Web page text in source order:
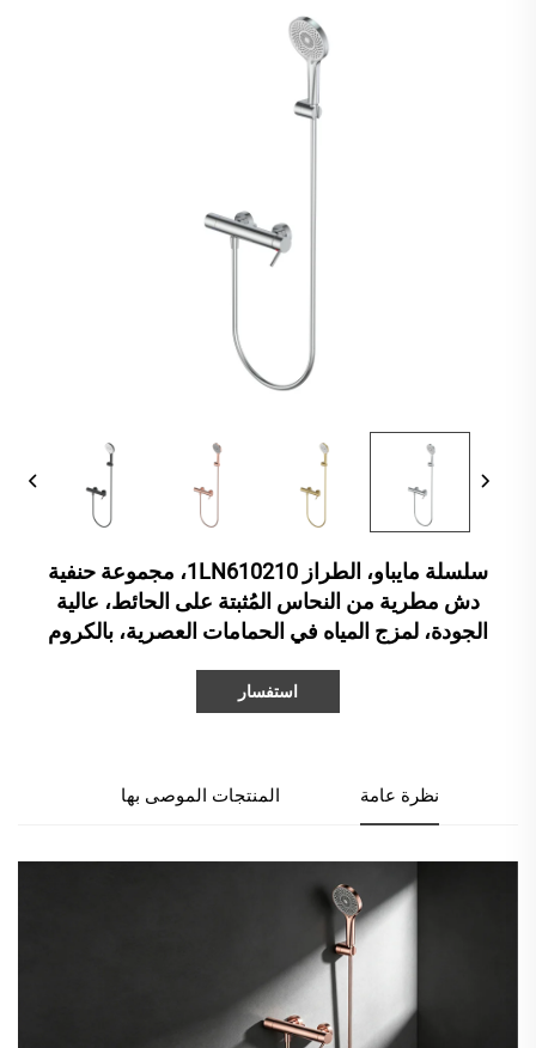
سلسلة مايباو، الطراز 1LN610210، مجموعة حنفية
دش مطرية من النحاس المُثبتة على الحائط، عالية
الجودة، لمزج المياه في الحمامات العصرية، بالكروم
استفسار
نظرة عامة المنتجات الموصى بها